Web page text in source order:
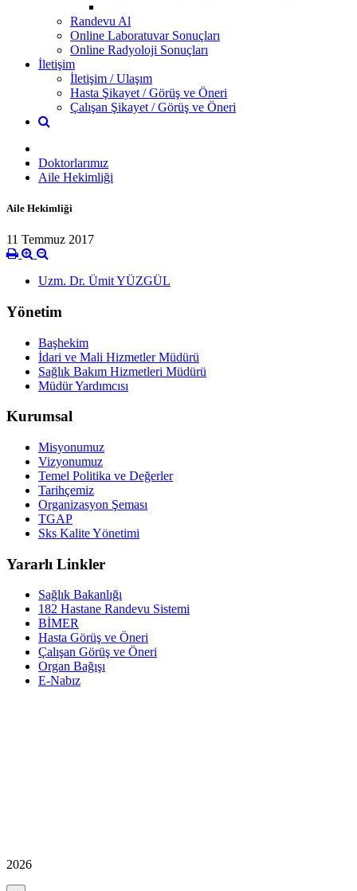
Randevu Al
Online Laboratuvar Sonuçları
Online Radyoloji Sonuçları
İletişim
İletişim / Ulaşım
Hasta Şikayet / Görüş ve Öneri
Çalışan Şikayet / Görüş ve Öneri
Doktorlarımız
Aile Hekimliği
Aile Hekimliği
11 Temmuz 2017
Uzm. Dr. Ümit YÜZGÜL
Yönetim
Başhekim
İdari ve Mali Hizmetler Müdürü
Sağlık Bakım Hizmetleri Müdürü
Müdür Yardımcısı
Kurumsal
Misyonumuz
Vizyonumuz
Temel Politika ve Değerler
Tarihçemiz
Organizasyon Şeması
TGAP
Sks Kalite Yönetimi
Yararlı Linkler
Sağlık Bakanlığı
182 Hastane Randevu Sistemi
BİMER
Hasta Görüş ve Öneri
Çalışan Görüş ve Öneri
Organ Bağışı
E-Nabız
2026